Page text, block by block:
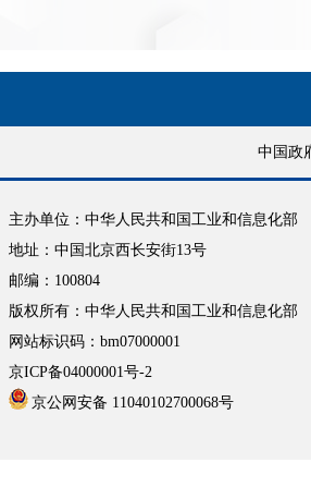
中国政
主办单位：中华人民共和国工业和信息化部
地址：中国北京西长安街13号
邮编：100804
版权所有：中华人民共和国工业和信息化部
网站标识码：bm07000001
京ICP备04000001号-2
京公网安备 11040102700068号